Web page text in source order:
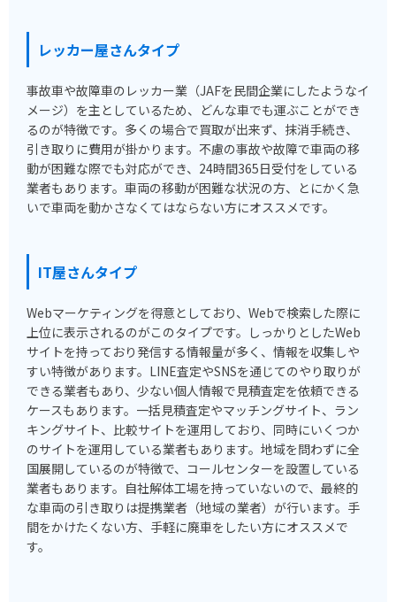
レッカー屋さんタイプ
事故車や故障車のレッカー業（JAFを民間企業にしたようなイ
メージ）を主としているため、どんな車でも運ぶことができ
るのが特徴です。多くの場合で買取が出来ず、抹消手続き、
引き取りに費用が掛かります。不慮の事故や故障で車両の移
動が困難な際でも対応ができ、24時間365日受付をしている
業者もあります。車両の移動が困難な状況の方、とにかく急
いで車両を動かさなくてはならない方にオススメです。
IT屋さんタイプ
Webマーケティングを得意としており、Webで検索した際に
上位に表示されるのがこのタイプです。しっかりとしたWeb
サイトを持っており発信する情報量が多く、情報を収集しや
すい特徴があります。LINE査定やSNSを通じてのやり取りが
できる業者もあり、少ない個人情報で見積査定を依頼できる
ケースもあります。一括見積査定やマッチングサイト、ラン
キングサイト、比較サイトを運用しており、同時にいくつか
のサイトを運用している業者もあります。地域を問わずに全
国展開しているのが特徴で、コールセンターを設置している
業者もあります。自社解体工場を持っていないので、最終的
な車両の引き取りは提携業者（地域の業者）が行います。手
間をかけたくない方、手軽に廃車をしたい方にオススメで
す。